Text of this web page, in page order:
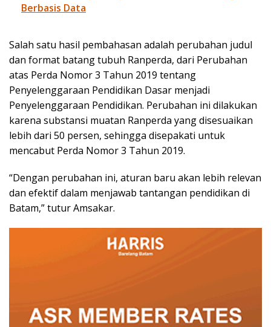
Berbasis Data
Salah satu hasil pembahasan adalah perubahan judul
dan format batang tubuh Ranperda, dari Perubahan
atas Perda Nomor 3 Tahun 2019 tentang
Penyelenggaraan Pendidikan Dasar menjadi
Penyelenggaraan Pendidikan. Perubahan ini dilakukan
karena substansi muatan Ranperda yang disesuaikan
lebih dari 50 persen, sehingga disepakati untuk
mencabut Perda Nomor 3 Tahun 2019.
“Dengan perubahan ini, aturan baru akan lebih relevan
dan efektif dalam menjawab tantangan pendidikan di
Batam,” tutur Amsakar.